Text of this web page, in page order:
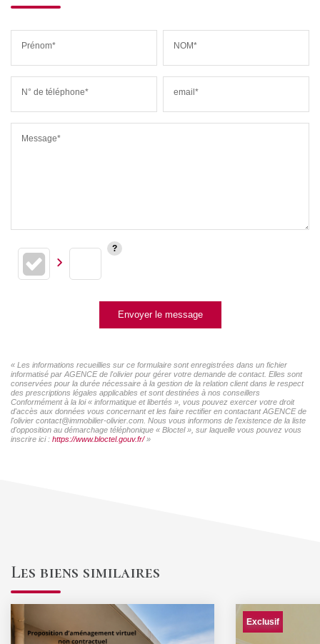
Prénom* NOM*
N° de téléphone* email*
Message*
Envoyer le message
« Les informations recueillies sur ce formulaire sont enregistrées dans un fichier
informatisé par AGENCE de l'olivier pour gérer votre demande de contact. Elles sont
conservées pour la durée nécessaire à la gestion de la relation client dans le respect
des prescriptions légales applicables et sont destinées à nos conseillers
Conformément à la loi « informatique et libertés », vous pouvez exercer votre droit
d'accès aux données vous concernant et les faire rectifier en contactant AGENCE de
l'olivier contact@immobilier-olivier.com. Nous vous informons de l'existence de la liste
d'opposition au démarchage téléphonique « Bloctel », sur laquelle vous pouvez vous
inscrire ici : https://www.bloctel.gouv.fr/»
Les biens similaires
Exclusif